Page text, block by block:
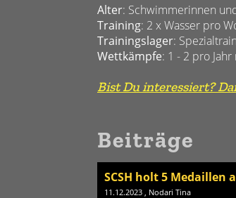
Alter: Schwimmerinnen
Training: 2 x Wasser pro
Trainingslager:
Wettkämpfe: 1 - 2 pro
Bist Du interessiert?
Beiträge
SCSH holt 5 Medaillen
11.12.2023 , Nodari Tina